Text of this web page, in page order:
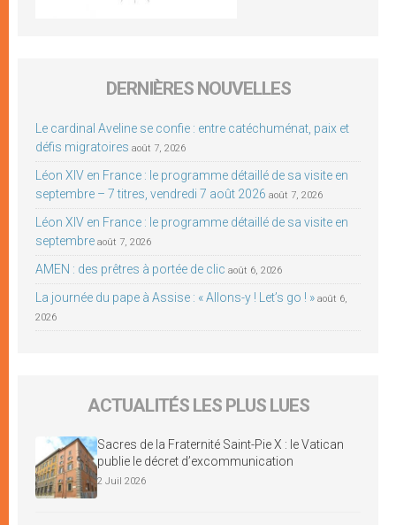
DERNIÈRES NOUVELLES
Le cardinal Aveline se confie : entre catéchuménat, paix et
défis migratoires août 7, 2026
Léon XIV en France : le programme détaillé de sa visite en
septembre – 7 titres, vendredi 7 août 2026 août 7, 2026
Léon XIV en France : le programme détaillé de sa visite en
septembre août 7, 2026
AMEN : des prêtres à portée de clic août 6, 2026
La journée du pape à Assise : « Allons-y ! Let’s go ! » août 6,
2026
ACTUALITÉS LES PLUS LUES
Sacres de la Fraternité Saint-Pie X : le Vatican
publie le décret d’excommunication
2 Juil 2026